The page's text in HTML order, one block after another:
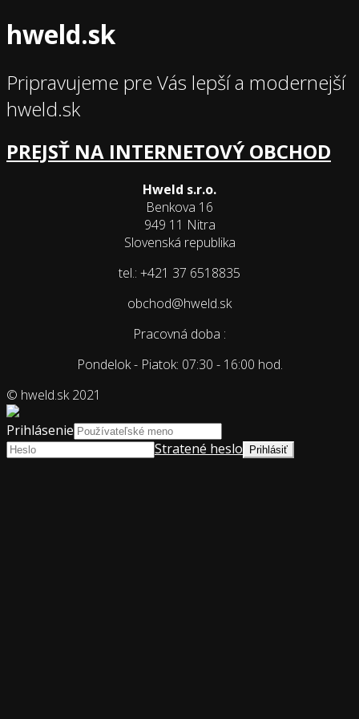
hweld.sk
Pripravujeme pre Vás lepší a modernejší
hweld.sk
PREJSŤ NA INTERNETOVÝ OBCHOD
Hweld s.r.o.
Benkova 16
949 11 Nitra
Slovenská republika
tel.: +421 37 6518835
obchod@hweld.sk
Pracovná doba :
Pondelok - Piatok: 07:30 - 16:00 hod.
© hweld.sk 2021
Prihlásenie
Stratené heslo